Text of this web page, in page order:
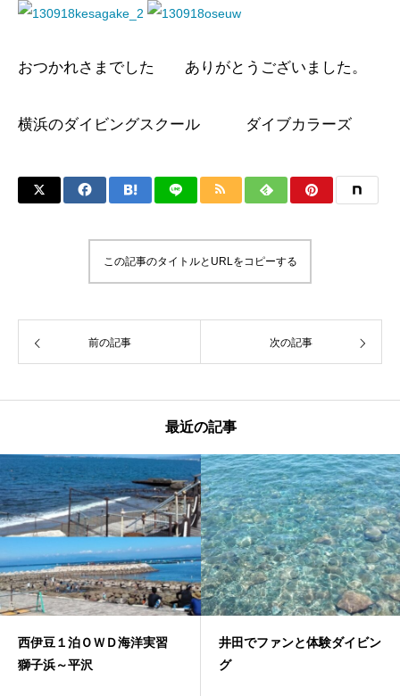
おつかれさまでした ありがとうございました。
横浜のダイビングスクール ダイブカラーズ
この記事のタイトルとURLをコピーする
前の記事 次の記事
最近の記事
西伊豆１泊ＯＷＤ海洋実習
獅子浜～平沢
井田でファンと体験ダイビン
グ